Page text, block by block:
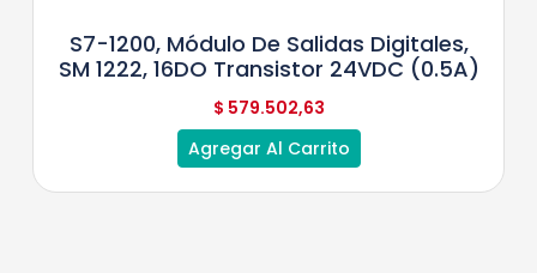
S7-1200, Módulo De Salidas Digitales,
SM 1222, 16DO Transistor 24VDC (0.5A)
$ 579.502,63
Agregar Al Carrito